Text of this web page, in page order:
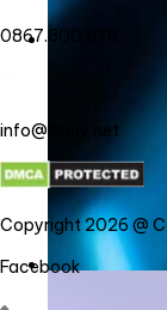
0867.800.878
info@lehuy.net
Copyright 2026 @
Facebook